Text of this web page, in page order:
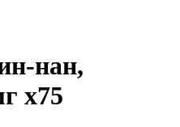
нан,
x75